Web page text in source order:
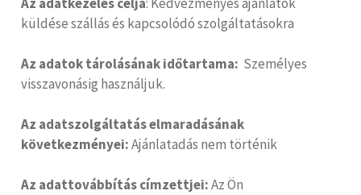
küldése szállás és kapcsolódó szolgáltatásokra
Az adatok tárolásának időtartama: Személyes
visszavonásig használjuk.
Az adatszolgáltatás elmaradásának
következményei:Ajánlatadás nem történik
Az adattovábbítás címzettjei:Az Ön